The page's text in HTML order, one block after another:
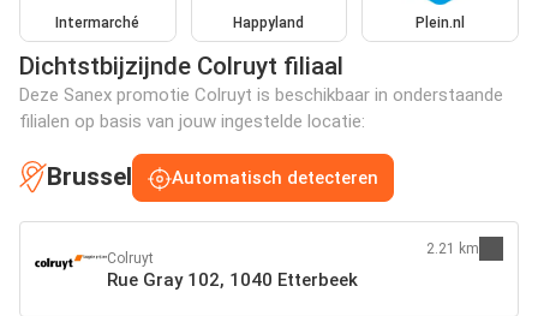
Intermarché Happyland Plein.nl
Dichtstbijzijnde Colruyt filiaal
Deze Sanex promotie Colruyt is beschikbaar in onderstaande
filialen op basis van jouw ingestelde locatie:
Brussel Automatisch detecteren
Colruyt
Rue Gray 102, 1040 Etterbeek
2.21 km